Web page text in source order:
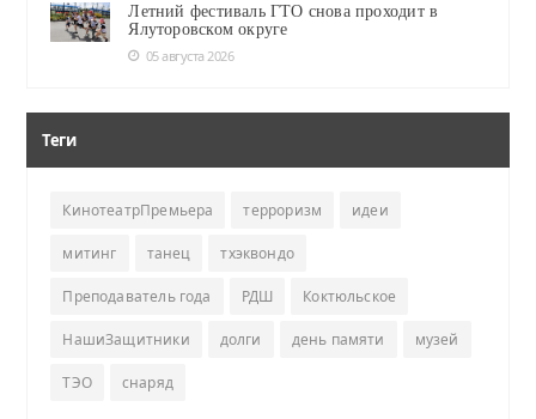
Летний фестиваль ГТО снова проходит в
Ялуторовском округе
05 августа 2026
Теги
КинотеатрПремьера терроризм идеи
митинг танец тхэквондо
Преподаватель года РДШ Коктюльское
НашиЗащитники долги день памяти музей
ТЭО снаряд